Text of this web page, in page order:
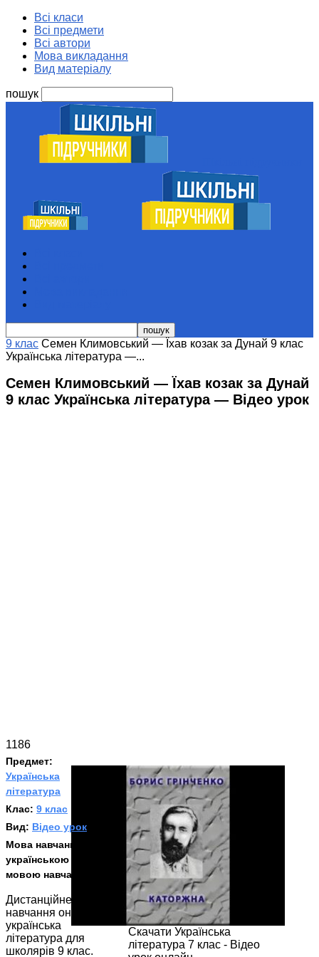
Всі класи
Всі предмети
Всі автори
Мова викладання
Вид матеріалу
пошук
9 клас Семен Климовський — Їхав козак за Дунай 9 клас
Українська література —...
Семен Климовський — Їхав козак за Дунай
9 клас Українська література — Відео урок
1186
Скачати Українська
література 7 клас - Відео
Предмет:
Українська
література
Клас: 9 клас
Вид: Відео урок
Мова навчання:
українською
мовою навчання
Дистанційне
навчання онлайн
українська
література для
школярів 9 клас.